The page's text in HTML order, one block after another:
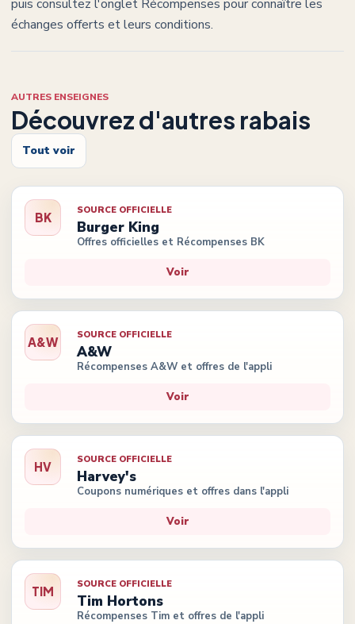
puis consultez l'onglet Récompenses pour connaître les
échanges offerts et leurs conditions.
AUTRES ENSEIGNES
Découvrez d'autres rabais
Tout voir
BK SOURCE OFFICIELLE
Burger King
Offres officielles et Récompenses BK
Voir
A&W SOURCE OFFICIELLE
A&W
Récompenses A&W et offres de l'appli
Voir
HV SOURCE OFFICIELLE
Harvey's
Coupons numériques et offres dans l'appli
Voir
TIM SOURCE OFFICIELLE
Tim Hortons
Récompenses Tim et offres de l'appli